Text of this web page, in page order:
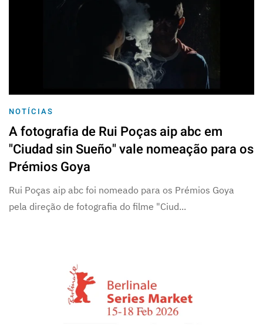
NOTÍCIAS
A fotografia de Rui Poças aip abc em
"Ciudad sin Sueño" vale nomeação para os
Prémios Goya
Rui Poças aip abc foi nomeado para os Prémios Goya
pela direção de fotografia do filme "Ciud...